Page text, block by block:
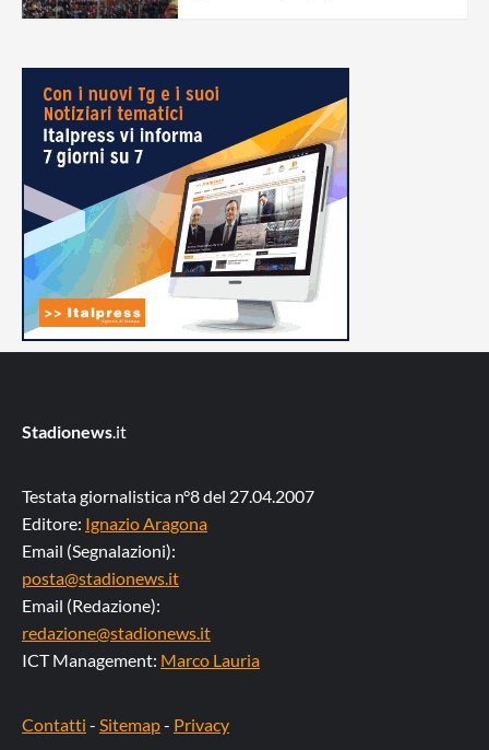
Stadionews.it
Testata giornalistica n°8 del 27.04.2007
Editore: Ignazio Aragona
Email (Segnalazioni):
posta@stadionews.it
Email (Redazione):
redazione@stadionews.it
ICT Management: Marco Lauria
Contatti - Sitemap- Privacy